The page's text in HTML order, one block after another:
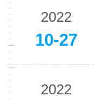
2022
10-27
2022